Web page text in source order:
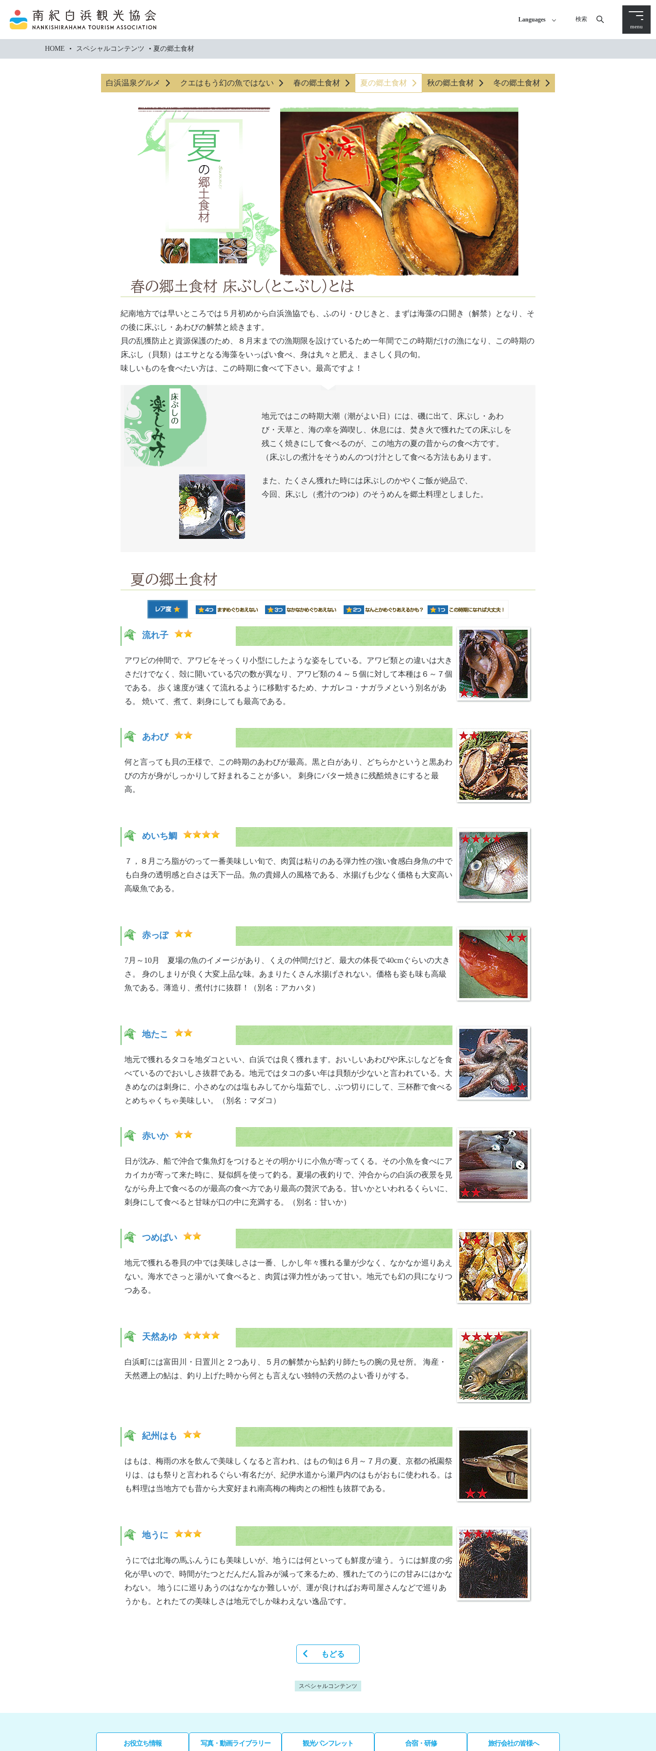
キ
Languages 検索
menu
HOME • スペシャルコンテンツ • 夏の郷土食材
白浜温泉グルメ クエはもう幻の魚ではない 春の郷土食材 夏の郷土食材 秋の郷土食材 冬の郷土食材
春の郷土食材 床ぶし（とこぶし）とは
紀南地方では早いところでは５月初めから白浜漁協でも、ふのり・ひじきと、まずは海藻の口開き（解禁）となり、そ
の後に床ぶし・あわびの解禁と続きます。
貝の乱獲防止と資源保護のため、８月末までの漁期限を設けているため一年間でこの時期だけの漁になり、この時期の
床ぶし（貝類）はエサとなる海藻をいっぱい食べ、身は丸々と肥え、まさしく貝の旬。
味しいものを食べたい方は、この時期に食べて下さい。最高ですよ！
地元ではこの時期大潮（潮がよい日）には、磯に出て、床ぶし・あわ
び・天草と、海の幸を満喫し、休息には、焚き火で獲れたての床ぶしを
残こく焼きにして食べるのが、この地方の夏の昔からの食べ方です。
（床ぶしの煮汁をそうめんのつけ汁として食べる方法もあります。
また、たくさん獲れた時には床ぶしのかやくご飯が絶品で、
今回、床ぶし（煮汁のつゆ）のそうめんを郷土料理としました。
夏の郷土食材
流れ子
アワビの仲間で、アワビをそっくり小型にしたような姿をしている。アワビ類との違いは大き
さだけでなく、殻に開いている穴の数が異なり、アワビ類の４～５個に対して本種は６～７個
である。 歩く速度が速くて流れるように移動するため、ナガレコ・ナガラメという別名があ
る。 焼いて、煮て、刺身にしても最高である。
あわび
何と言っても貝の王様で、この時期のあわびが最高。黒と白があり、どちらかというと黒あわ
びの方が身がしっかりして好まれることが多い。 刺身にバター焼きに残酷焼きにすると最
高。
めいち鯛
７，８月ごろ脂がのって一番美味しい旬で、肉質は粘りのある弾力性の強い食感白身魚の中で
も白身の透明感と白さは天下一品。魚の貴婦人の風格である、水揚げも少なく価格も大変高い
高級魚である。
赤っぽ
7月～10月 夏場の魚のイメージがあり、くえの仲間だけど、最大の体長で40cmぐらいの大き
さ。 身のしまりが良く大変上品な味。あまりたくさん水揚げされない。価格も姿も味も高級
魚である。薄造り、煮付けに抜群！（別名：アカハタ）
地たこ
地元で獲れるタコを地ダコといい、白浜では良く獲れます。おいしいあわびや床ぶしなどを食
べているのでおいしさ抜群である。地元ではタコの多い年は貝類が少ないと言われている。大
きめなのは刺身に、小さめなのは塩もみしてから塩茹でし、ぶつ切りにして、三杯酢で食べる
とめちゃくちゃ美味しい。（別名：マダコ）
赤いか
日が沈み、船で沖合で集魚灯をつけるとその明かりに小魚が寄ってくる。その小魚を食べにア
カイカが寄って来た時に、疑似餌を使って釣る。夏場の夜釣りで、沖合からの白浜の夜景を見
ながら舟上で食べるのが最高の食べ方であり最高の贅沢である。甘いかといわれるくらいに、
刺身にして食べると甘味が口の中に充満する。（別名：甘いか）
つめばい
地元で獲れる巻貝の中では美味しさは一番、しかし年々獲れる量が少なく、なかなか巡りあえ
ない。海水でさっと湯がいて食べると、肉質は弾力性があって甘い。地元でも幻の貝になりつ
つある。
天然あゆ
白浜町には富田川・日置川と２つあり、５月の解禁から鮎釣り師たちの腕の見せ所。 海産・
天然遡上の鮎は、釣り上げた時から何とも言えない独特の天然のよい香りがする。
紀州はも
はもは、梅雨の水を飲んで美味しくなると言われ、はもの旬は６月～７月の夏、京都の祇園祭
りは、はも祭りと言われるぐらい有名だが、紀伊水道から瀬戸内のはもがおもに使われる。は
も料理は当地方でも昔から大変好まれ南高梅の梅肉との相性も抜群である。
地うに
うにでは北海の馬ふんうにも美味しいが、地うには何といっても鮮度が違う。うには鮮度の劣
化が早いので、時間がたつとだんだん旨みが減って来るため、獲れたてのうにの甘みにはかな
わない。 地うにに巡りあうのはなかなか難しいが、運が良ければお寿司屋さんなどで巡りあ
うかも。とれたての美味しさは地元でしか味わえない逸品です。
もどる
スペシャルコンテンツ
お役立ち情報 写真・動画ライブラリー 観光パンフレット 合宿・研修 旅行会社の皆様へ